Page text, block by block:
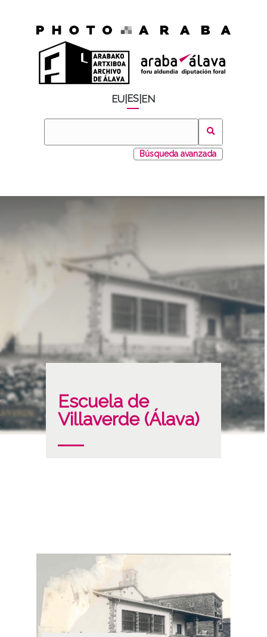
EU ES EN
Búsqueda avanzada
Escuela de
Villaverde (Álava)